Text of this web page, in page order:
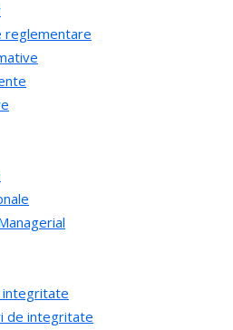
reglementare
integritate
de integritate